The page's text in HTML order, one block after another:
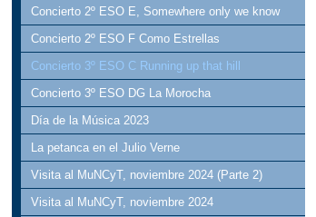
Concierto 2º ESO E, Somewhere only we know
Concierto 2º ESO F Como Estrellas
Concierto 3º ESO C Running up that hill
Concierto 3º ESO DG La Morocha
Día de la Música 2023
La petanca en el Julio Verne
Visita al MuNCyT, noviembre 2024 (Parte 2)
Visita al MuNCyT, noviembre 2024